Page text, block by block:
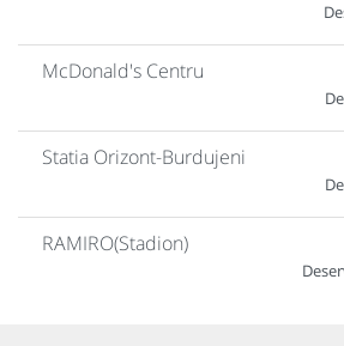
McDonald's Centru
Statia Orizont-Burdujeni
RAMIRO(Stadion)